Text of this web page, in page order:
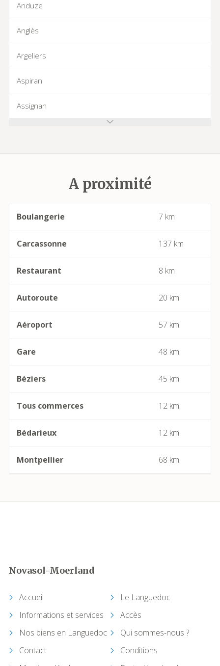
Anduze
Anglès
Argeliers
Aspiran
Assignan
Babeau-Bouldoux
Bessan
Béziers
Bize-Minervois
Boujan-sur-Libron
Boutenac
Cabrerolles
Carcassonne
A proximité
Boulangerie 7 km
Carcassonne 137 km
Restaurant 8 km
Autoroute 20 km
Aéroport 57 km
Gare 48 km
Béziers 45 km
Tous commerces 12 km
Bédarieux 12 km
Montpellier 68 km
Novasol-Moerland
Accueil
Le Languedoc
Informations et services
Accès
Nos biens en Languedoc
Qui sommes-nous ?
Contact
Conditions